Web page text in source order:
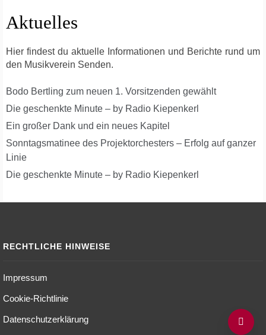
Aktuelles
Hier findest du aktuelle Informationen und Berichte rund um
den Musikverein Senden.
Bodo Bertling zum neuen 1. Vorsitzenden gewählt
Die geschenkte Minute – by Radio Kiepenkerl
Ein großer Dank und ein neues Kapitel
Sonntagsmatinee des Projektorchesters – Erfolg auf ganzer
Linie
Die geschenkte Minute – by Radio Kiepenkerl
RECHTLICHE HINWEISE
Impressum
Cookie-Richtlinie
Datenschutzerklärung